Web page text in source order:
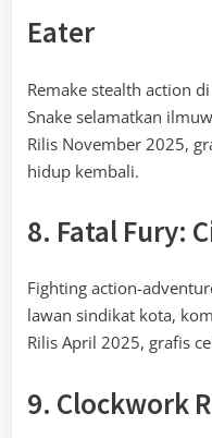
Eater
Remake stealth action
Snake selamatkan
Rilis November 2025,
hidup kembali.
8. Fatal Fury:
Fighting action-
lawan sindikat kota,
Rilis April 2025, grafis
9. Clockwork